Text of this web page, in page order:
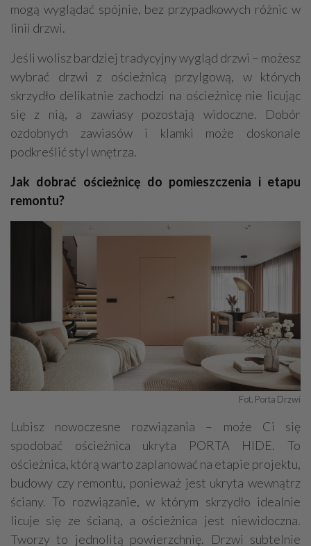
mogą wyglądać spójnie, bez przypadkowych różnic w
linii drzwi.
Jeśli wolisz bardziej tradycyjny wygląd drzwi – możesz
wybrać drzwi z ościeżnicą przylgową, w których
skrzydło delikatnie zachodzi na ościeżnicę nie licując
się z nią, a zawiasy pozostają widoczne. Dobór
ozdobnych zawiasów i klamki może doskonale
podkreślić styl wnętrza.
Jak dobrać ościeżnicę do pomieszczenia i etapu
remontu?
Fot. Porta Drzwi
Lubisz nowoczesne rozwiązania – może Ci się
spodobać ościeżnica ukryta PORTA HIDE. To
ościeżnica, którą warto zaplanować na etapie projektu,
budowy czy remontu, ponieważ jest ukryta wewnątrz
ściany. To rozwiązanie, w którym skrzydło idealnie
licuje się ze ścianą, a ościeżnica jest niewidoczna.
Tworzy to jednolitą powierzchnię. Drzwi subtelnie